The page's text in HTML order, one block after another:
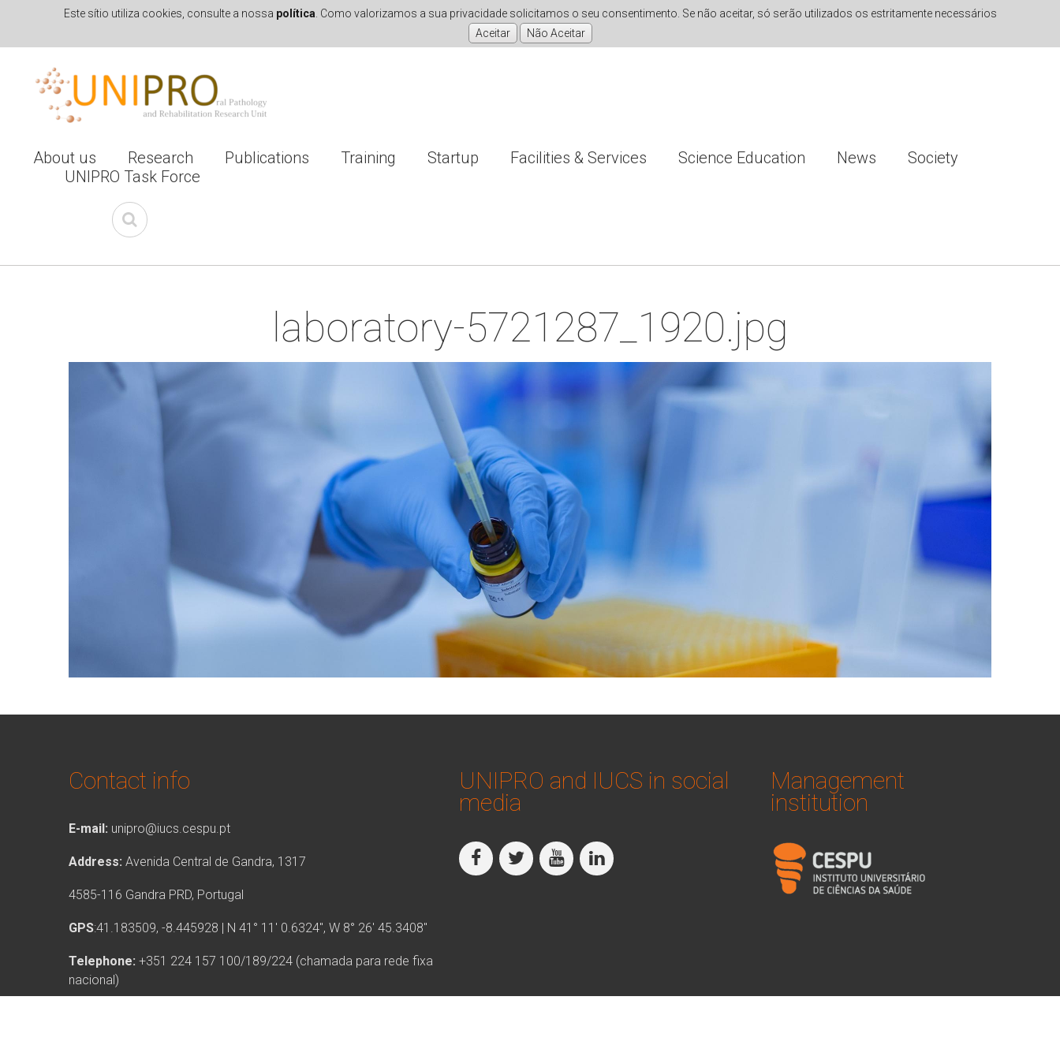
Este sítio utiliza cookies, consulte a nossa política . Como valorizamos a sua privacidade solicitamos o seu consentimento. Se não aceitar, só serão utilizados os estritamente necessários
About us Research Publications Training Startup Facilities & Services Science Education News
Society
UNIPRO Task Force
laboratory-5721287_1920.jpg
Contact info
E-mail: unipro@iucs.cespu.pt
Address: Avenida Central de Gandra, 1317
4585-116 Gandra PRD, Portugal
GPS:41.183509, -8.445928 | N 41° 11′ 0.6324″, W 8° 26′ 45.3408″
Telephone: +351 224 157 100/189/224 (chamada para rede fixa
nacional)
UNIPRO and IUCS in social
media
Management
institution
logo_iucs_cor.png